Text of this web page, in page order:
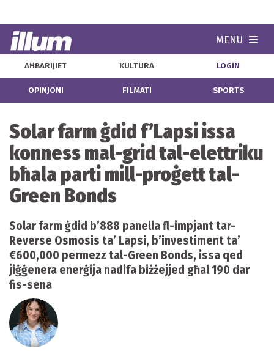
MENU
AĦBARIJIET KULTURA LOGIN
OPINJONI FILMATI SPORTS
Solar farm ġdid f’Lapsi issa
konness mal-grid tal-elettriku
bħala parti mill-proġett tal-
Green Bonds
Solar farm ġdid b’888 panella fl-impjant tar-
Reverse Osmosis ta’ Lapsi, b’investiment ta’
€600,000 permezz tal-Green Bonds, issa qed
jiġġenera enerġija nadifa biżżejjed għal 190 dar
fis-sena